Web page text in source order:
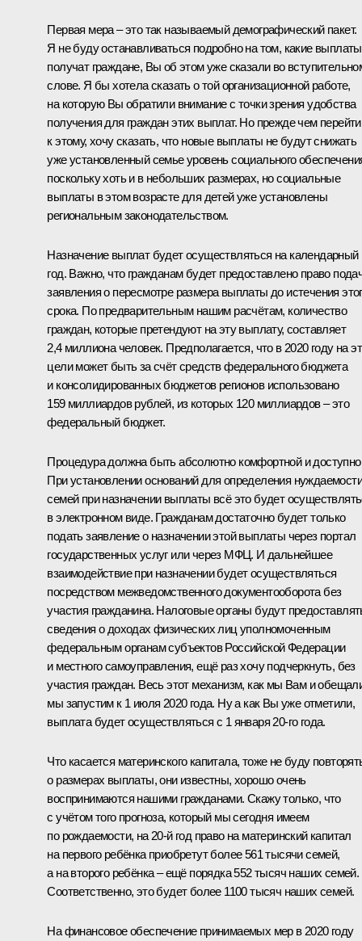
Первая мера – это так называемый демографический пакет.
Я не буду останавливаться подробно на том, какие выплаты
получат граждане, Вы об этом уже сказали во
слове. Я бы хотела сказать о той организационной работе,
на которую Вы обратили внимание с точки зрения удобства
получения для граждан этих выплат. Но прежде чем перейти
к этому, хочу сказать, что новые выплаты не будут снижать
уже установленный семье уровень социального
поскольку хоть и в небольших размерах, но социальные
выплаты в этом возрасте для детей уже установлены
региональным законодательством.
Назначение выплат будет осуществляться на календарный
год. Важно, что гражданам будет предоставлено право
заявления о пересмотре размера выплаты до истечения
срока. По предварительным нашим расчётам, количество
граждан, которые претендуют на эту выплату, составляет
2,4 миллиона человек. Предполагается, что в 2020 году на
цели может быть за счёт средств федерального бюджета
и консолидированных бюджетов регионов использовано
159 миллиардов рублей, из которых 120 миллиардов – это
федеральный бюджет.
Процедура должна быть абсолютно комфортной и
При установлении оснований для определения нуждаемости
семей при назначении выплаты всё это будет
в электронном виде. Гражданам достаточно будет только
подать заявление о назначении этой выплаты через портал
государственных услуг или через МФЦ. И дальнейшее
взаимодействие при назначении будет осуществляться
посредством межведомственного документооборота без
участия гражданина. Налоговые органы будут
сведения о доходах физических лиц уполномоченным
федеральным органам субъектов Российской Федерации
и местного самоуправления, ещё раз хочу подчеркнуть, без
участия граждан. Весь этот механизм, как мы Вам и
мы запустим к 1 июля 2020 года. Ну а как Вы уже отметили,
выплата будет осуществляться с 1 января 20-го года.
Что касается материнского капитала, тоже не буду
о размерах выплаты, они известны, хорошо очень
воспринимаются нашими гражданами. Скажу только, что
с учётом того прогноза, который мы сегодня имеем
по рождаемости, на 20-й год право на материнский капитал
на первого ребёнка приобретут более 561 тысячи семей,
а на второго ребёнка – ещё порядка 552 тысяч наших семей.
Соответственно, это будет более 1100 тысяч наших семей.
На финансовое обеспечение принимаемых мер в 2020 году